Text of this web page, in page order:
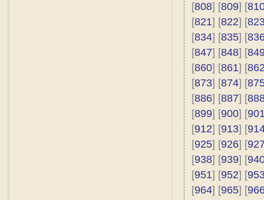
[808] [809] [
[821] [822] [
[834] [835] [
[847] [848] [
[860] [861] [
[873] [874] [
[886] [887] [
[899] [900] [
[912] [913] [
[925] [926] [
[938] [939] [
[951] [952] [
[964] [965] [